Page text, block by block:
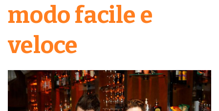
modo facile e
veloce